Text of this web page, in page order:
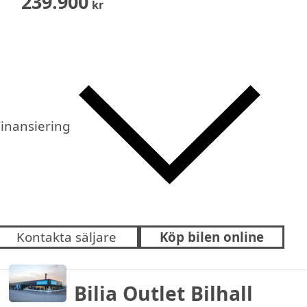
kr
Kontakta säljare Köp bilen online
Bilia Outlet Bilhall